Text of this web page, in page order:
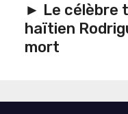
► Le célèbre
haïtien
mort